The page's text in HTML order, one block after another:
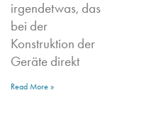
irgendetwas, das
bei der
Konstruktion der
Geräte direkt
Read More »